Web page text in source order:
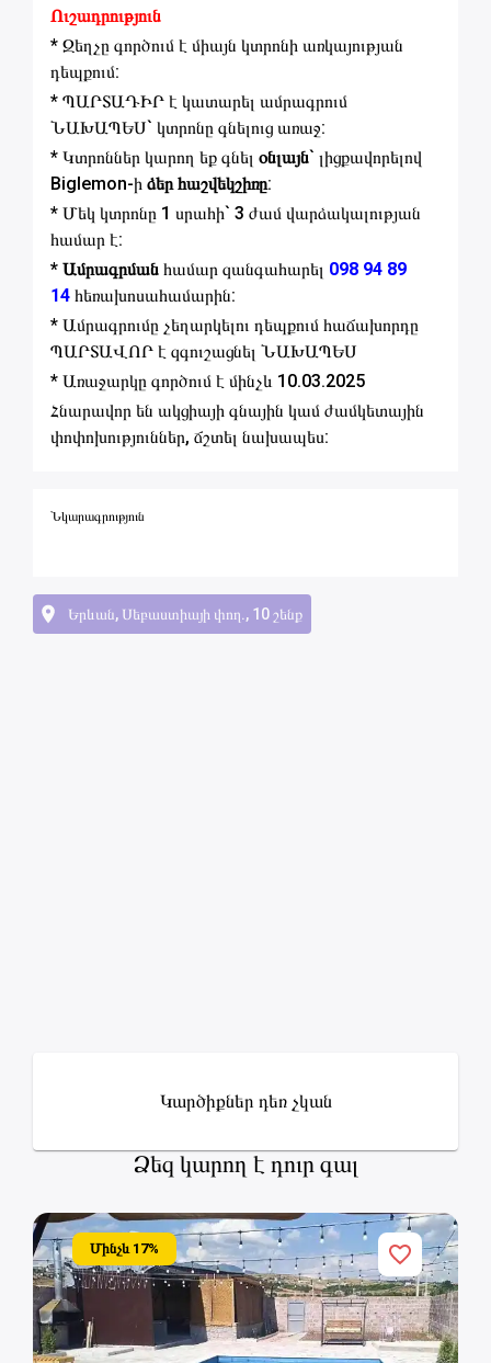
Ուշադրություն
* Զեղչը գործում է միայն կտրոնի առկայության
դեպքում:
* ՊԱՐՏԱԴԻՐ է կատարել ամրագրում
ՆԱԽԱՊԵՍ` կտրոնը գնելուց առաջ:
* Կտրոններ կարող եք գնելօնլայն` լիցքավորելով
Biglemon-իձեր հաշվեկշիռը:
* Մեկ կտրոնը 1 սրահի` 3 ժամ վարձակալության
համար է:
* Ամրագրմանհամար զանգահարել 098 94 89
14 հեռախոսահամարին:
* Ամրագրումը չեղարկելու դեպքում հաճախորդը
ՊԱՐՏԱՎՈՐ է զգուշացնել ՆԱԽԱՊԵՍ
* Առաջարկը գործում է մինչև 10.03.2025
Հնարավոր են ակցիայի գնային կամ ժամկետային
փոփոխություններ, ճշտել նախապես:
Նկարագրություն
Երևան, Սեբաստիայի փող., 10 շենք
Կարծիքներ դեռ չկան
Ձեզ կարող է դուր գալ
Մինչև 17%